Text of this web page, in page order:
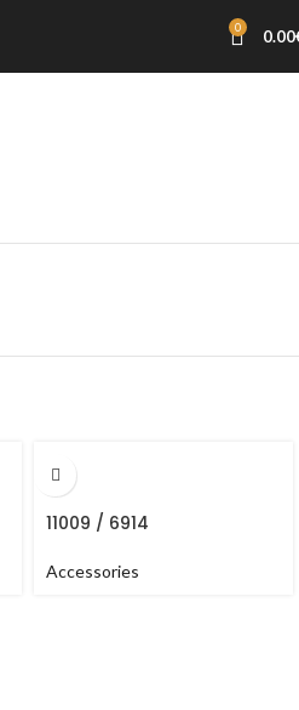
0 0.00
11009 / 6914
Accessories